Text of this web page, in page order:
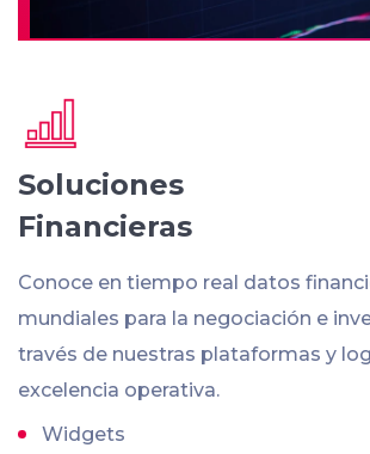
Soluciones
Financieras
Conoce en tiempo real datos
mundiales para la negociación e
través de nuestras plataformas y
excelencia operativa.
Widgets